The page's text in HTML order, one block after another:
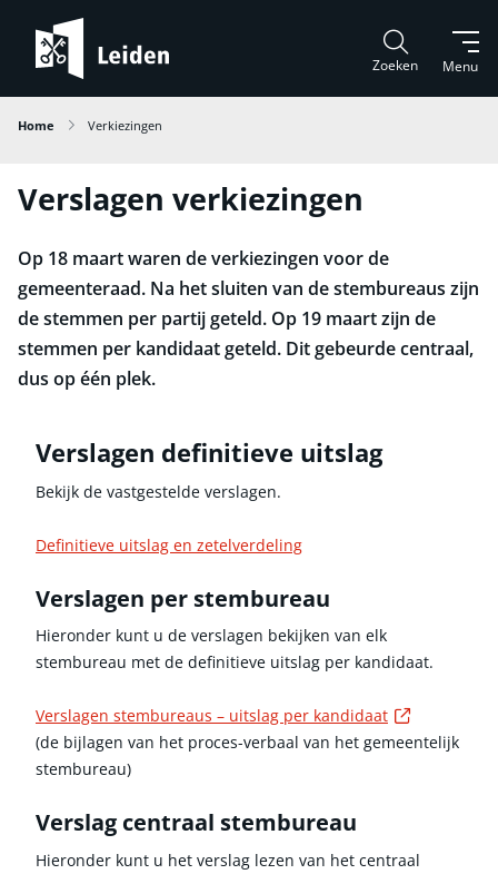
Menu
Zoeken
Home Verkiezingen
Verslagen verkiezingen
Op 18 maart waren de verkiezingen voor de
gemeenteraad. Na het sluiten van de stembureaus zijn
de stemmen per partij geteld. Op 19 maart zijn de
stemmen per kandidaat geteld. Dit gebeurde centraal,
dus op één plek.
Verslagen definitieve uitslag
Bekijk de vastgestelde verslagen.
Definitieve uitslag en zetelverdeling
Verslagen per stembureau
Hieronder kunt u de verslagen bekijken van elk
stembureau met de definitieve uitslag per kandidaat.
Verslagen stembureaus – uitslag per kandidaat
(de bijlagen van het proces-verbaal van het gemeentelijk
stembureau)
Verslag centraal stembureau
Hieronder kunt u het verslag lezen van het centraal